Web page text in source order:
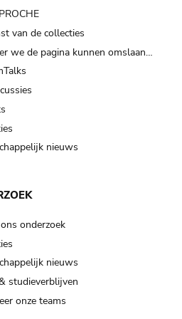
van de collecties
we de pagina kunnen omslaan…
nieuws
onderzoek
nieuws
studieverblijven
onze teams